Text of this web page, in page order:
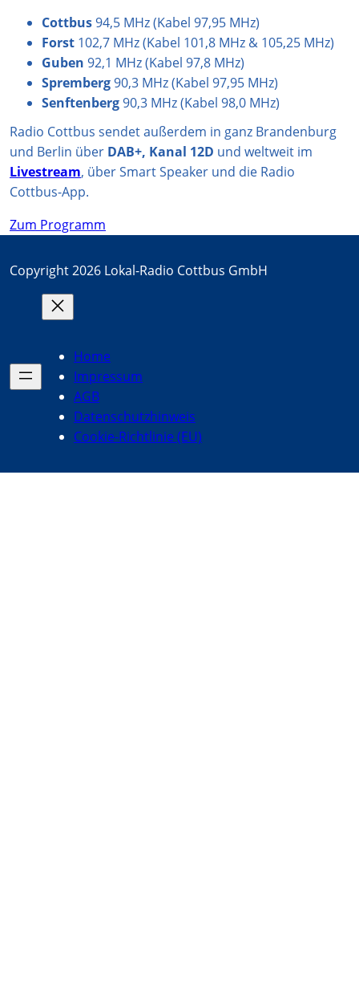
Cottbus94,5 MHz (Kabel 97,95 MHz)
Forst 102,7 MHz (Kabel 101,8 MHz & 105,25 MHz)
Guben 92,1 MHz (Kabel 97,8 MHz)
Spremberg90,3 MHz (Kabel 97,95 MHz)
Senftenberg90,3 MHz (Kabel 98,0 MHz)
Radio Cottbus sendet außerdem in ganz Brandenburg
und Berlin über DAB+, Kanal 12D und weltweit im
Livestream, über Smart Speaker und die Radio
Cottbus-App.
Zum Programm
Copyright 2026 Lokal-Radio Cottbus GmbH
Home
Impressum
AGB
Datenschutzhinweis
Cookie-Richtlinie (EU)